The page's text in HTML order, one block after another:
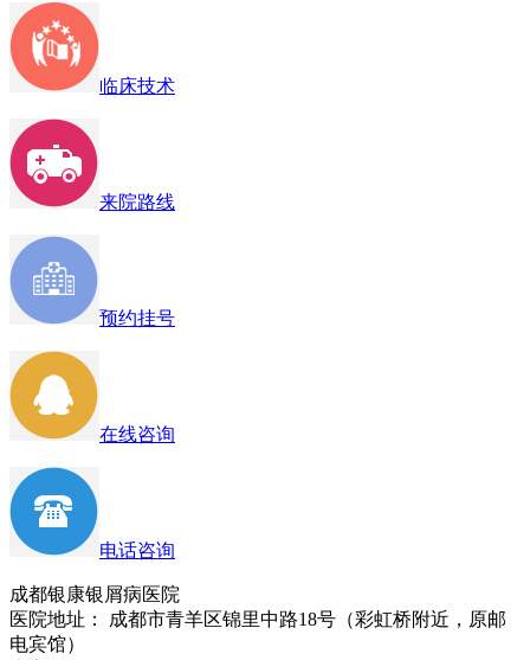
临床技术
来院路线
预约挂号
在线咨询
电话咨询
成都银康银屑病医院
医院地址： 成都市青羊区锦里中路18号（彩虹桥附近，原邮
电宾馆）